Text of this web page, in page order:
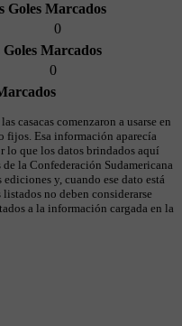
Goles Marcados
0
Goles Marcados
0
casacas comenzaron a usarse en
fijos. Esa información aparecía
lo que los datos brindados aquí
la Confederación Sudamericana
y, cuando ese dato está
no deben considerarse
a la información cargada en la